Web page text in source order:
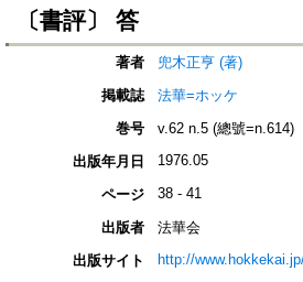
〔書評〕 答
著者
兜木正亨 (著)
掲載誌
法華=ホッケ
巻号
v.62 n.5 (總號=n.614)
出版年月日
1976.05
ページ 38 - 41
出版者
法華会
出版サイト
http://